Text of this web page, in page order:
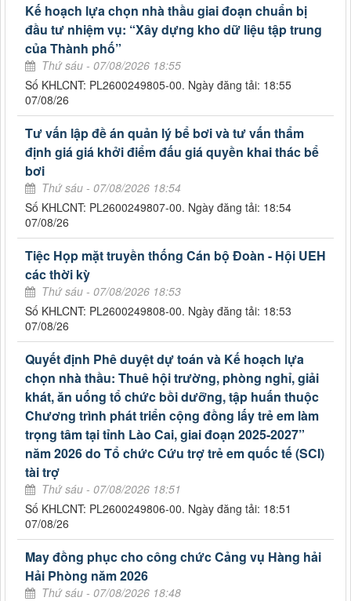
Kế hoạch lựa chọn nhà thầu giai đoạn chuẩn bị
đầu tư nhiệm vụ: “Xây dựng kho dữ liệu tập trung
của Thành phố”
Thứ sáu - 07/08/2026 18:55
Số KHLCNT: PL2600249805-00. Ngày đăng tải: 18:55
07/08/26
Tư vấn lập đề án quản lý bể bơi và tư vấn thẩm
định giá giá khởi điểm đấu giá quyền khai thác bể
bơi
Thứ sáu - 07/08/2026 18:54
Số KHLCNT: PL2600249807-00. Ngày đăng tải: 18:54
07/08/26
Tiệc Họp mặt truyền thống Cán bộ Đoàn - Hội UEH
các thời kỳ
Thứ sáu - 07/08/2026 18:53
Số KHLCNT: PL2600249808-00. Ngày đăng tải: 18:53
07/08/26
Quyết định Phê duyệt dự toán và Kế hoạch lựa
chọn nhà thầu: Thuê hội trường, phòng nghỉ, giải
khát, ăn uống tổ chức bồi dưỡng, tập huấn thuộc
Chương trình phát triển cộng đồng lấy trẻ em làm
trọng tâm tại tỉnh Lào Cai, giai đoạn 2025-2027”
năm 2026 do Tổ chức Cứu trợ trẻ em quốc tế (SCI)
tài trợ
Thứ sáu - 07/08/2026 18:51
Số KHLCNT: PL2600249806-00. Ngày đăng tải: 18:51
07/08/26
May đồng phục cho công chức Cảng vụ Hàng hải
Hải Phòng năm 2026
Thứ sáu - 07/08/2026 18:48